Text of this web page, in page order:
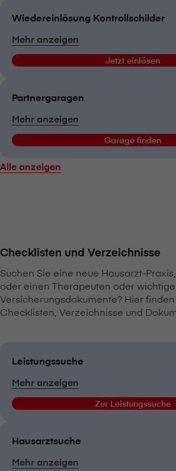
Wiedereinlösung Kontrollschilder
Mehr anzeigen
Jetzt einlösen
Partnergaragen
Mehr anzeigen
Garage finden
Alle anzeigen
Checklisten und Verzeichnisse
Suchen Sie eine neue Hausarzt-
oder einen Therapeuten oder wichtige
Versicherungsdokumente? Hier
Checklisten, Verzeichnisse und
Leistungssuche
Mehr anzeigen
Zur Leistungssuche
Hausarztsuche
Mehr anzeigen